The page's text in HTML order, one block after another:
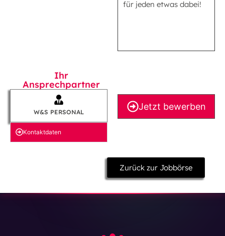
für jeden etwas dabei!
Ihr
Ansprechpartner
W&S PERSONAL
Kontakt­daten
Jetzt bewerben
Zurück zur Jobbörse